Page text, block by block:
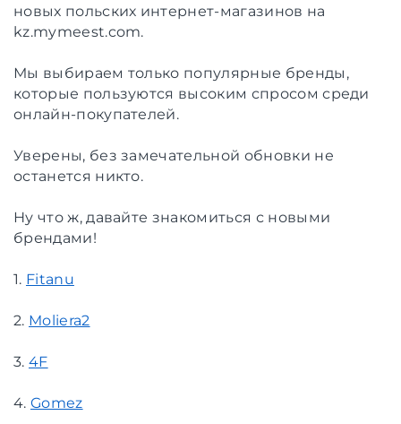
новых польских интернет-магазинов на
kz.mymeest.com.
Мы выбираем только популярные бренды,
которые пользуются высоким спросом среди
онлайн-покупателей.
Уверены, без замечательной обновки не
останется никто.
Ну что ж, давайте знакомиться с новыми
брендами!
1. Fitanu
2. Moliera2
3. 4F
4. Gomez